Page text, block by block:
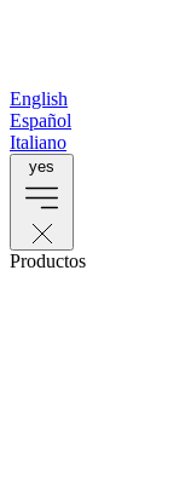
English
Español
Italiano
yes
Productos